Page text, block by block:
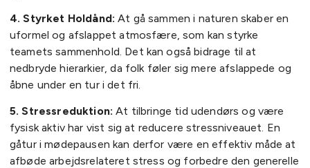
4. Styrket Holdånd: At gå sammen i naturen skaber en
uformel og afslappet atmosfære, som kan styrke
teamets sammenhold. Det kan også bidrage til at
nedbryde hierarkier, da folk føler sig mere afslappede og
åbne under en tur i det fri.
5. Stressreduktion: At tilbringe tid udendørs og være
fysisk aktiv har vist sig at reducere stressniveauet. En
gåtur i mødepausen kan derfor være en effektiv måde at
afbøde arbejdsrelateret stress og forbedre den generelle